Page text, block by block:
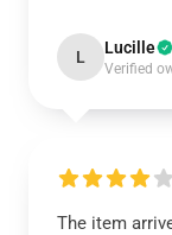
L Lucille
Verified
The item